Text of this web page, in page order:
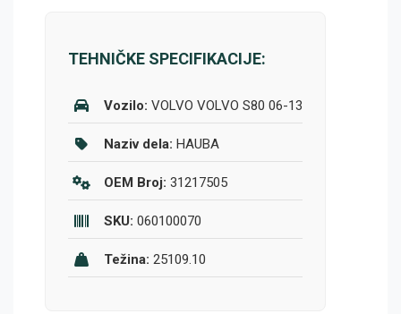
TEHNIČKE SPECIFIKACIJE:
Vozilo: VOLVO VOLVO S80 06-13
Naziv dela: HAUBA
OEM Broj: 31217505
SKU: 060100070
Težina: 25109.10